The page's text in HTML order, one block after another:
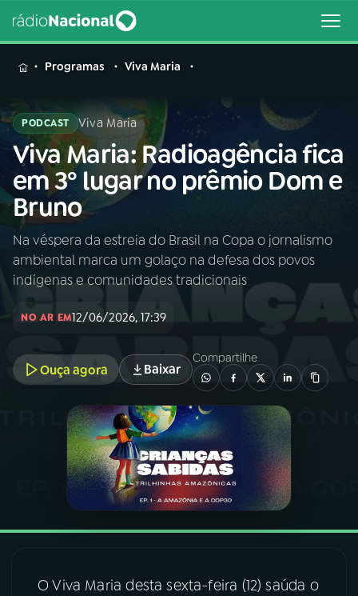
MENU
Buscar
na
Rádio
Nacional
Buscar
AO VIVO
PROGRAMAS
PODCASTS
Programas Viva Maria
PODCAST Viva Maria
Viva Maria: Radioagência fica
em 3º lugar no prêmio Dom e
Bruno
Na véspera da estreia do Brasil na Copa o jornalismo
ambiental marca um golaço na defesa dos povos
indígenas e comunidades tradicionais
NO AR EM12/06/2026, 17:39
Ouça agora Baixar
Compartilhe
O Viva Maria desta sexta-feira (12) saúda o